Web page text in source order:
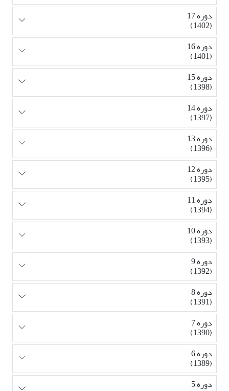
دوره 17
(1402)
دوره 16
(1401)
دوره 15
(1398)
دوره 14
(1397)
دوره 13
(1396)
دوره 12
(1395)
دوره 11
(1394)
دوره 10
(1393)
دوره 9
(1392)
دوره 8
(1391)
دوره 7
(1390)
دوره 6
(1389)
دوره 5